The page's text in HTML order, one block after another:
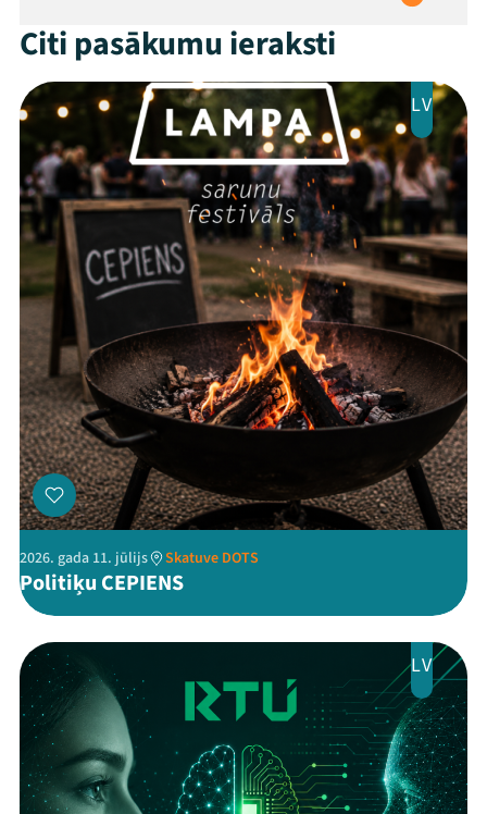
Mana programma
Festivāls
Programma
Arhīvs
Viņi bija LAMPĀ 2026
Jaunumi
Ziedo
Kontakti
Citi pasākumu ieraksti
LV
2026. gada 11. jūlijs Skatuve DOTS
Politiķu CEPIENS
LV